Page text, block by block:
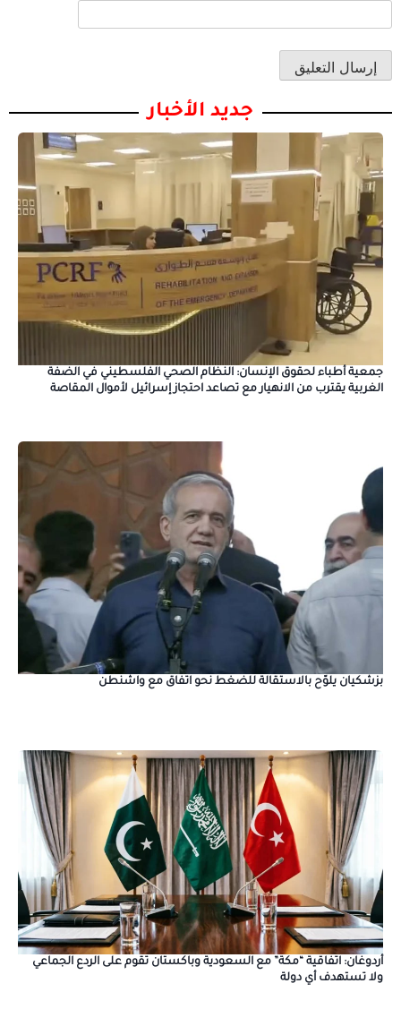
جديد الأخبار
جمعية أطباء لحقوق الإنسان: النظام الصحي الفلسطيني في الضفة
الغربية يقترب من الانهيار مع تصاعد احتجاز إسرائيل لأموال المقاصة
بزشكيان يلوّح بالاستقالة للضغط نحو اتفاق مع واشنطن
أردوغان: اتفاقية “مكة” مع السعودية وباكستان تقوم على الردع الجماعي
ولا تستهدف أي دولة